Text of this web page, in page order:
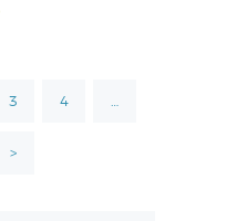
PAGE
3 PAGE
4
>